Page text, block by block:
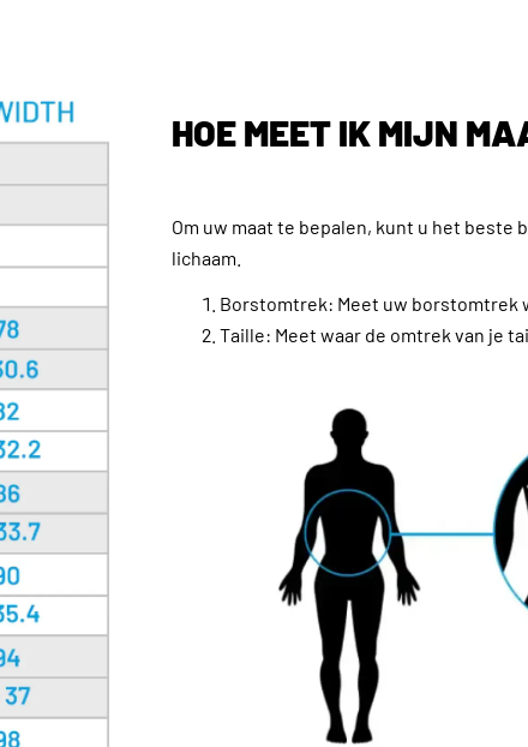
HOE MEET IK MIJN
Om uw maat te bepalen, kunt u het beste
lichaam.
Borstomtrek: Meet uw borstomtrek
Taille: Meet waar de omtrek van je